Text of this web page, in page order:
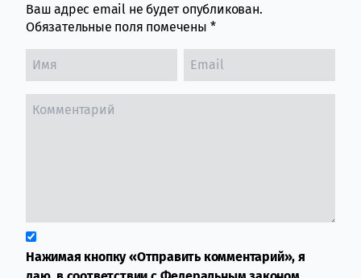
Ваш адрес email не будет опубликован.
Обязательные поля помечены *
Нажимая кнопку «Отправить комментарий», я